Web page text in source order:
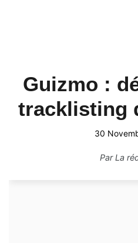
Guizmo :
tracklisting
30
ParLa